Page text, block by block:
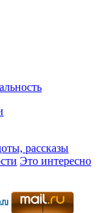
рассказы
Это интересно